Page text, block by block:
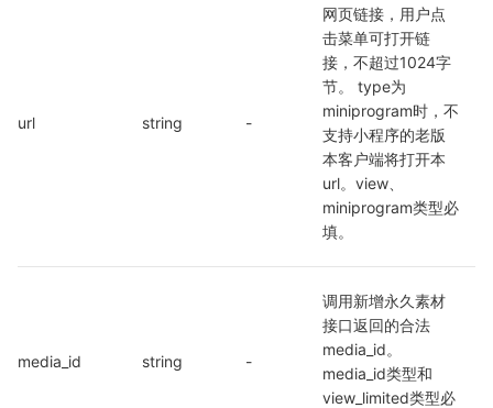
url string -
网页链接，用户点
击菜单可打开链
接，不超过1024字
节。 type为
miniprogram时，不
支持小程序的老版
本客户端将打开本
url。view、
miniprogram类型必
填。
media_id string -
调用新增永久素材
接口返回的合法
media_id。
media_id类型和
view_limited类型必